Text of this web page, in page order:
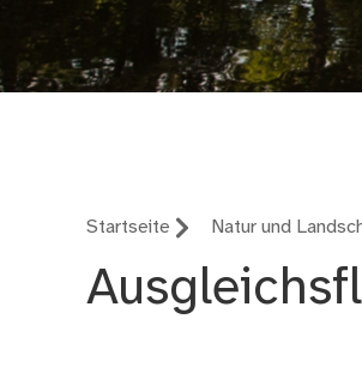
Startseite Natur und